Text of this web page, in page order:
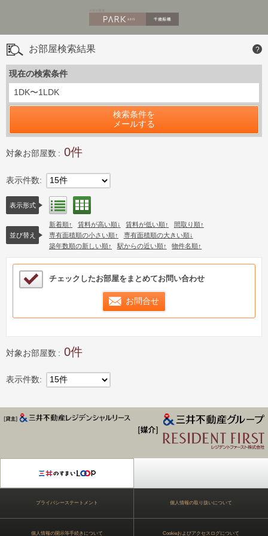
お部屋検索結果 ?
現在の検索条件
1DK〜1LDK
検索条件を
メールする
対象お部屋数 0
表示件数 15件
表示形式 リスト表示
並び替え
新着順 賃料が高い順 賃料が低い順
間取り順
専有面積順の小さい順
専有面積順の大きい順
築年数順の新しい順
駅からの近い順 物件名順
検討中リストサンプル
チェックしたお部屋をまとめてお問い合わせ
お問合せ
対象お部屋数 0
表示件数 15件
レジデンス Park Axis
プライバシーステートメント 個人情報の取り扱いについて
個人情報の開示等手続きについて Cookieおよびアクセスログについて